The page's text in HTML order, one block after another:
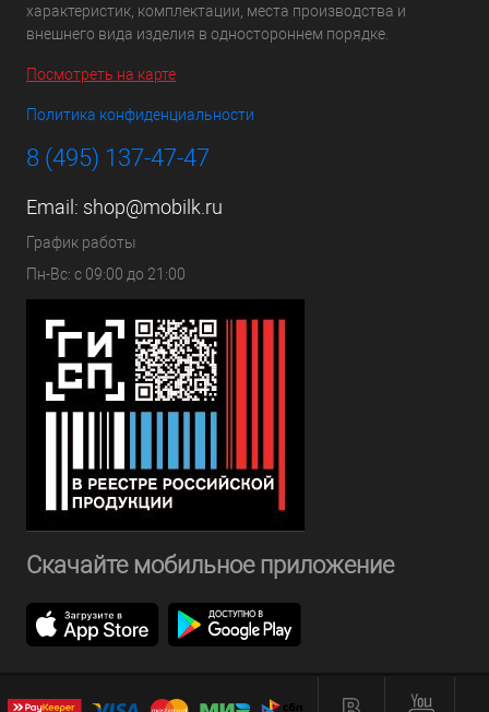
характеристик, комплектации, места производства и
внешнего вида изделия в одностороннем порядке.
Посмотреть на карте
Политика конфиденциальности
8 (495) 137-47-47
Email: shop@mobilk.ru
График работы
Пн-Вс: с 09:00 до 21:00
Скачайте мобильное приложение